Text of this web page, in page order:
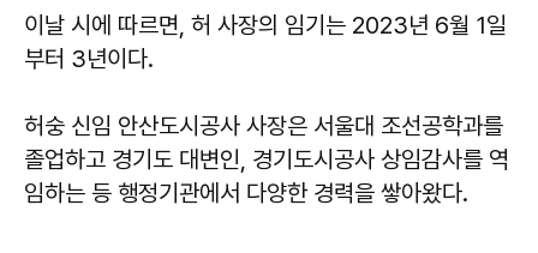
이날 시에 따르면, 허 사장의 임기는 2023년 6월 1일
부터 3년이다.
허숭 신임 안산도시공사 사장은 서울대 조선공학과를
졸업하고 경기도 대변인, 경기도시공사 상임감사를 역
임하는 등 행정기관에서 다양한 경력을 쌓아왔다.